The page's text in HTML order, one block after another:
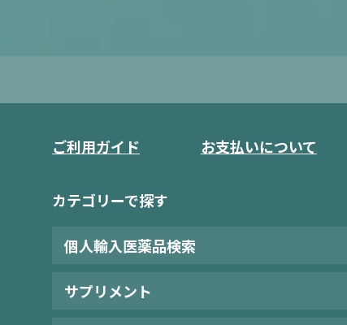
ご利用ガイド お支払いについて
カテゴリーで探す
個人輸入医薬品検索
サプリメント